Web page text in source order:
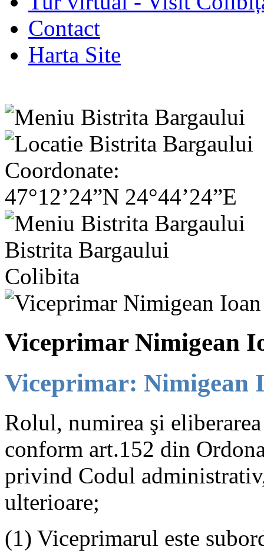
Contact
Harta Site
Coordonate:
47°12’24”N 24°44’24”E
Bistrita Bargaului
Colibita
Viceprimar Nimigean
Viceprimar: Nimigean
Rolul, numirea şi
conform art.152 din
privind Codul
ulterioare;
(1) Viceprimarul este